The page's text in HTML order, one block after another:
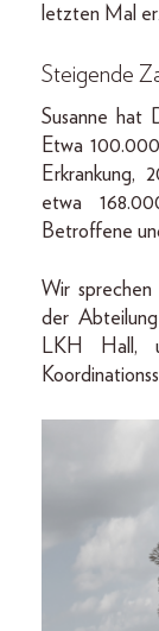
letzten Mal
Steigende
Susanne hat
Etwa
Erkrankung,
etwa
Betroffene
Wir
der
LKH Hall,